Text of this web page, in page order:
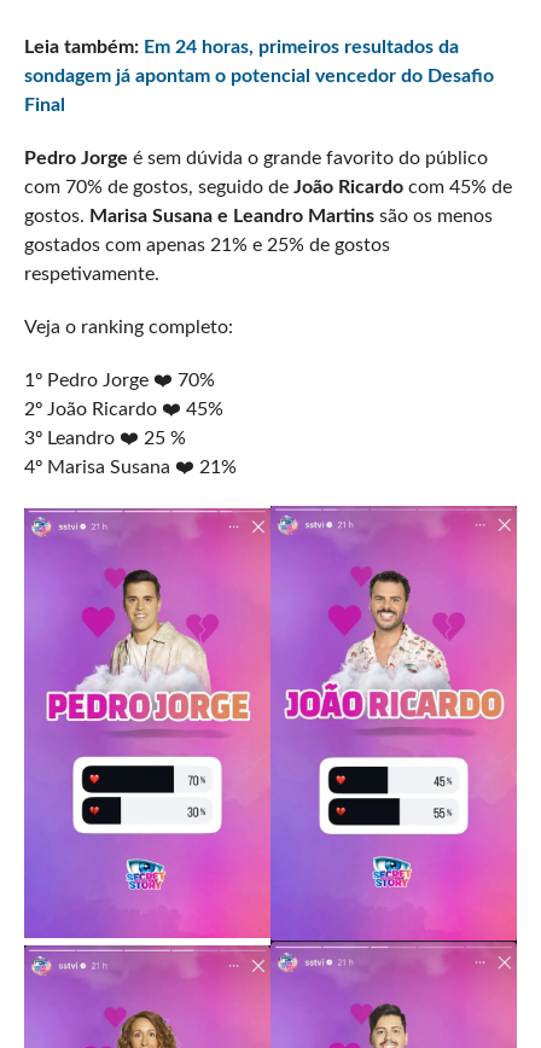
Leia também: Em 24 horas, primeiros resultados da
sondagem já apontam o potencial vencedor do Desafio
Final
Pedro Jorge é sem dúvida o grande favorito do público
com 70% de gostos, seguido de João Ricardo com 45% de
gostos. Marisa Susana e Leandro Martinssão os menos
gostados com apenas 21% e 25% de gostos
respetivamente.
Veja o ranking completo:
1º Pedro Jorge ❤️ 70%
2º João Ricardo ❤️ 45%
3º Leandro ❤️ 25 %
4º Marisa Susana ❤️ 21%